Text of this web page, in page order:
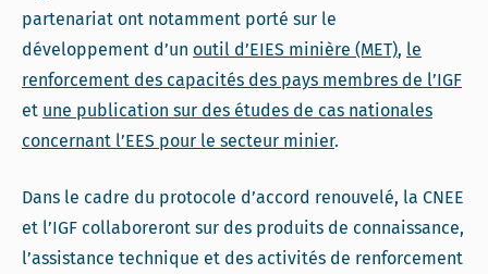
partenariat ont notamment porté sur le
développement d’un outil d’EIES minière (MET), le
renforcement des capacités des pays membres de l’IGF
et une publication sur des études de cas nationales
concernant l’EES pour le secteur minier.
Dans le cadre du protocole d’accord renouvelé, la CNEE
et l’IGF collaboreront sur des produits de connaissance,
l’assistance technique et des activités de renforcement